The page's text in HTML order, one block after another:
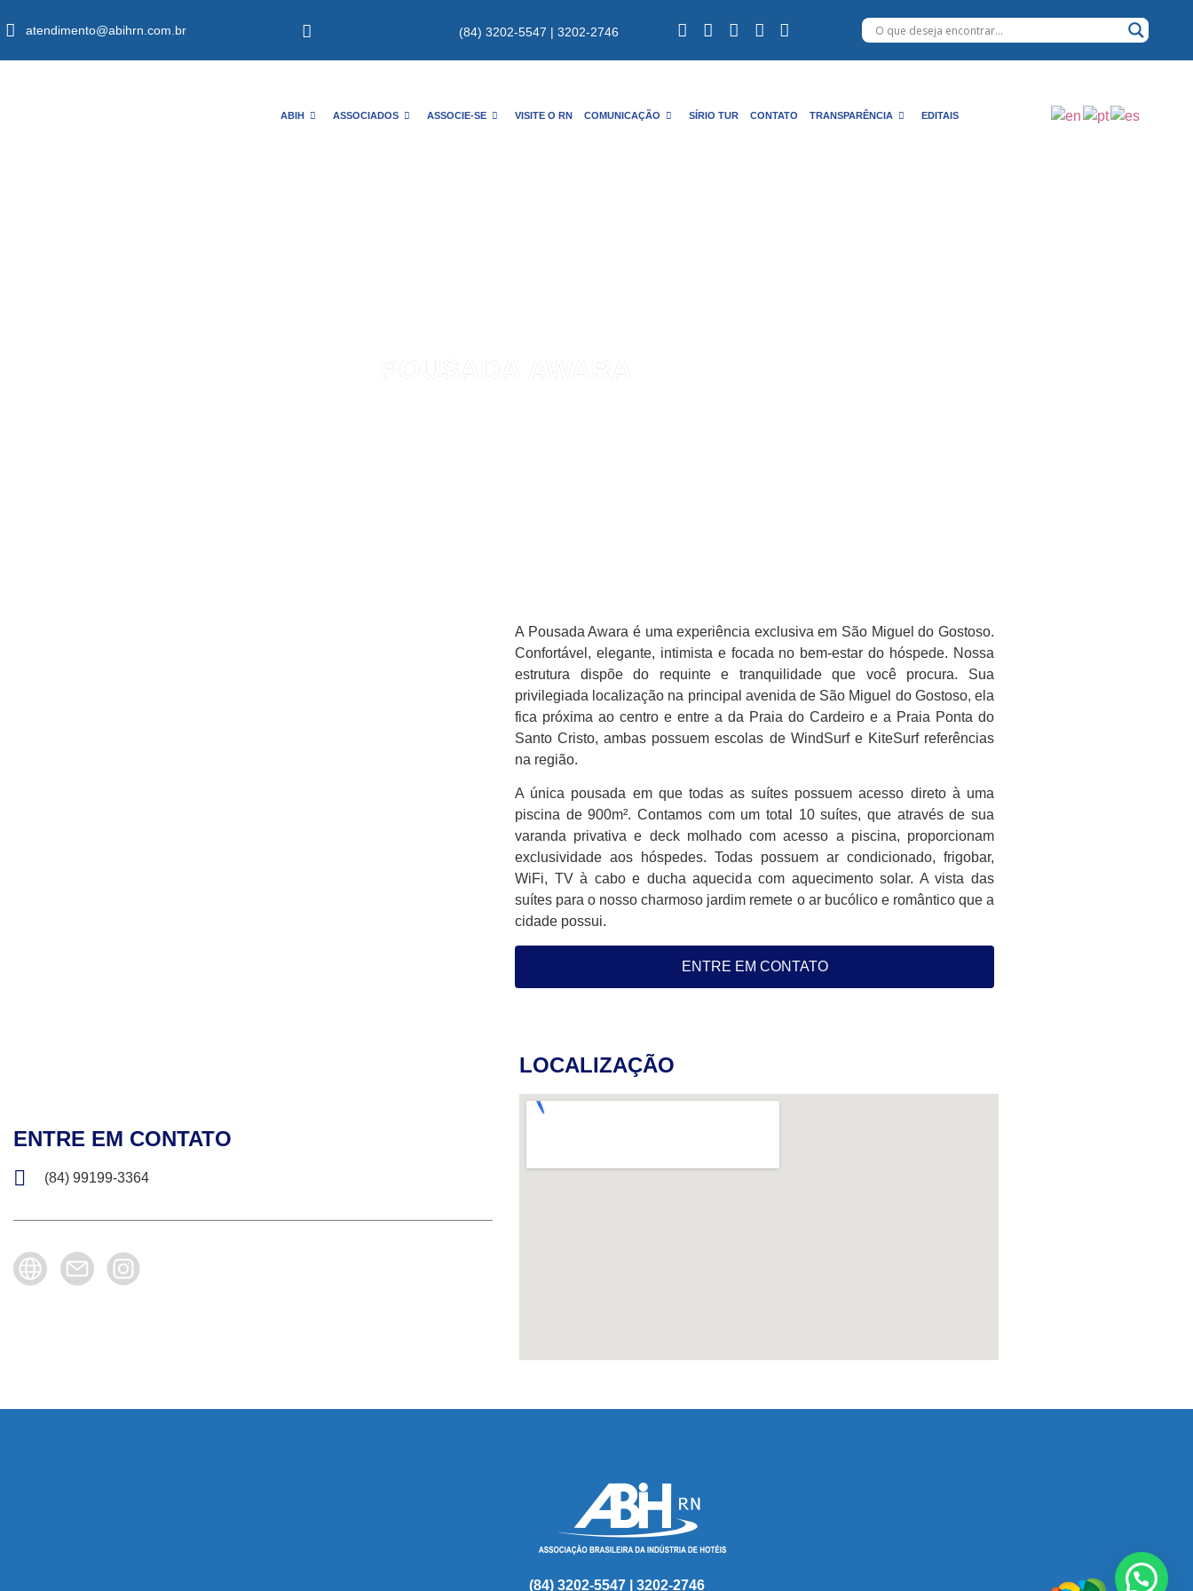
atendimento@abihrn.com.br (84) 3202-5547 | 3202-2746
ABIH ASSOCIADOS ASSOCIE-SE VISITE O RN COMUNICAÇÃO SÍRIO TUR CONTATO TRANSPARÊNCIA EDITAIS
A Pousada Awara é uma experiência exclusiva em São Miguel do Gostoso.
Confortável, elegante, intimista e focada no bem-estar do hóspede. Nossa
estrutura dispõe do requinte e tranquilidade que você procura. Sua
privilegiada localização na principal avenida de São Miguel do Gostoso, ela
fica próxima ao centro e entre a da Praia do Cardeiro e a Praia Ponta do
Santo Cristo, ambas possuem escolas de WindSurf e KiteSurf referências
na região.
A única pousada em que todas as suítes possuem acesso direto à uma
piscina de 900m². Contamos com um total 10 suítes, que através de sua
varanda privativa e deck molhado com acesso a piscina, proporcionam
exclusividade aos hóspedes. Todas possuem ar condicionado, frigobar,
WiFi, TV à cabo e ducha aquecida com aquecimento solar. A vista das
suítes para o nosso charmoso jardim remete o ar bucólico e romântico que a
cidade possui.
ENTRE EM CONTATO
ENTRE EM CONTATO
(84) 99199-3364
LOCALIZAÇÃO
(84) 3202-5547 | 3202-2746